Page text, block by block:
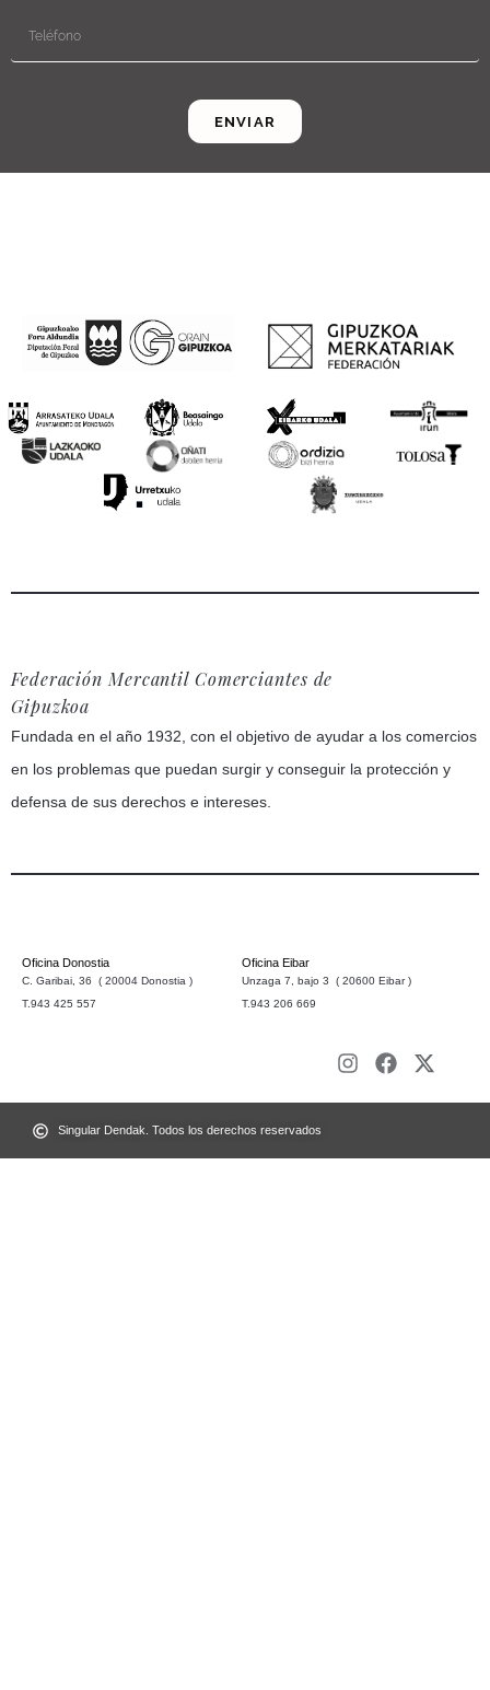
ENVIAR
Federación Mercantil Comerciantes de
Gipuzkoa
Fundada en el año 1932, con el objetivo de ayudar a los comercios
en los problemas que puedan surgir y conseguir la protección y
defensa de sus derechos e intereses.
Oficina Donostia
C. Garibai, 36 ( 20004 Donostia )
T.943 425 557
Oficina Eibar
Unzaga 7, bajo 3 ( 20600 Eibar )
T.943 206 669
Singular Dendak. Todos los derechos reservados